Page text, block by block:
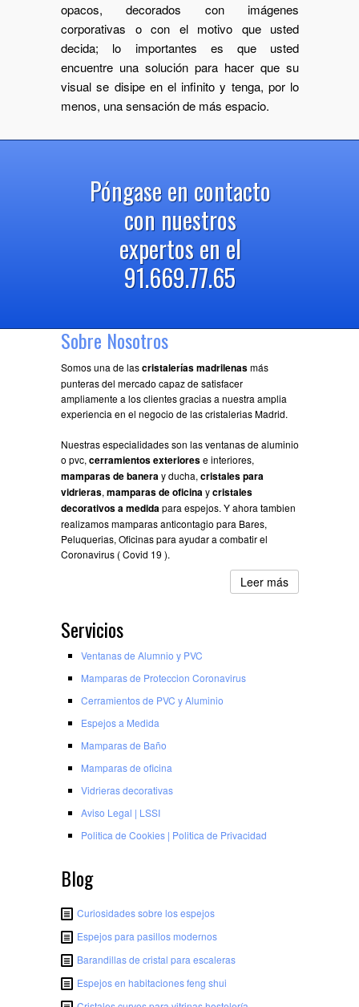
opacos, decorados con imágenes
corporativas o con el motivo que usted
decida; lo importantes es que usted
encuentre una solución para hacer que su
visual se disipe en el infinito y tenga, por lo
menos, una sensación de más espacio.
Póngase en contacto
con nuestros
expertos en el
91.669.77.65
Sobre Nosotros
Somos una de lascristalerías madrilenasmás
punteras del mercado capaz de satisfacer
ampliamente a los clientes gracias a nuestra amplia
experiencia en el negocio de las cristalerias Madrid.
Nuestras especialidades son las ventanas de aluminio
o pvc,cerramientos exteriorese interiores,
mamparas de baneray ducha,cristales para
vidrieras, mamparas de oficinaycristales
decorativos a medidapara espejos. Y ahora tambien
realizamos mamparas anticontagio para Bares,
Peluquerias, Oficinas para ayudar a combatir el
Coronavirus ( Covid 19 ).
Leer más
Servicios
Ventanas de Alumnio y PVC
Mamparas de Proteccion Coronavirus
Cerramientos de PVC y Aluminio
Espejos a Medida
Mamparas de Baño
Mamparas de oficina
Vidrieras decorativas
Aviso Legal | LSSI
Poli­tica de Cookies | Poli­tica de Privacidad
Blog
Curiosidades sobre los espejos
Espejos para pasillos modernos
Barandillas de cristal para escaleras
Espejos en habitaciones feng shui